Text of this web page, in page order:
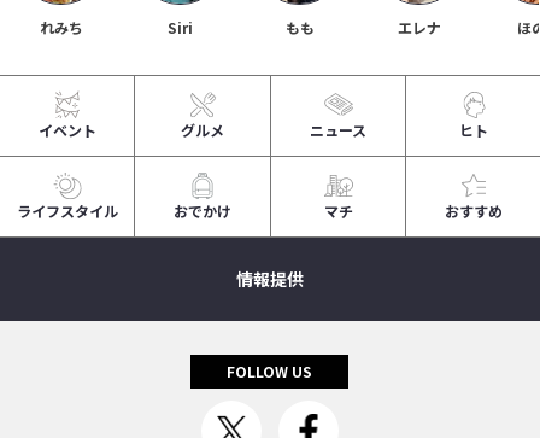
れみち Siri もも エレナ ほ
イベント グルメ ニュース ヒト
ライフスタイル おでかけ マチ おすすめ
情報提供
FOLLOW US